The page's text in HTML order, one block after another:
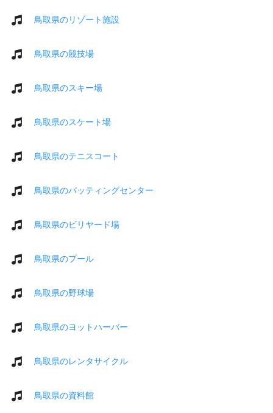
鳥取県のリゾート施設
鳥取県の競技場
鳥取県のスキー場
鳥取県のスケート場
鳥取県のテニスコート
鳥取県のバッティングセンター
鳥取県のビリヤード場
鳥取県のプール
鳥取県の野球場
鳥取県のヨットハーバー
鳥取県のレンタサイクル
鳥取県の資料館